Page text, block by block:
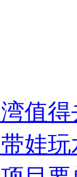
值
娃